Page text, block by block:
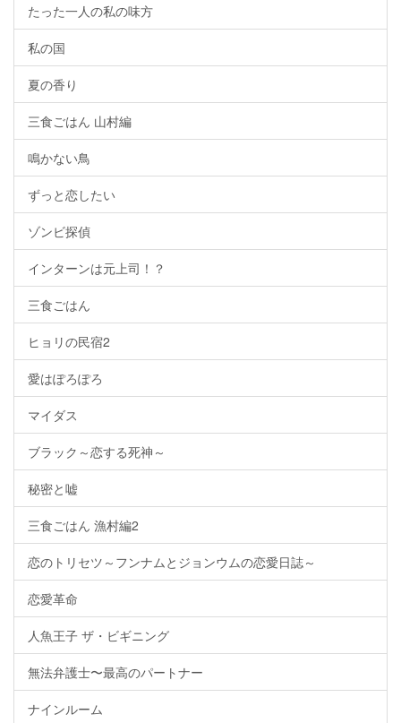
たった一人の私の味方
私の国
夏の香り
三食ごはん 山村編
鳴かない鳥
ずっと恋したい
ゾンビ探偵
インターンは元上司！？
三食ごはん
ヒョリの民宿2
愛はぽろぽろ
マイダス
ブラック～恋する死神～
秘密と嘘
三食ごはん 漁村編2
恋のトリセツ～フンナムとジョンウムの恋愛日誌～
恋愛革命
人魚王子 ザ・ビギニング
無法弁護士〜最高のパートナー
ナインルーム